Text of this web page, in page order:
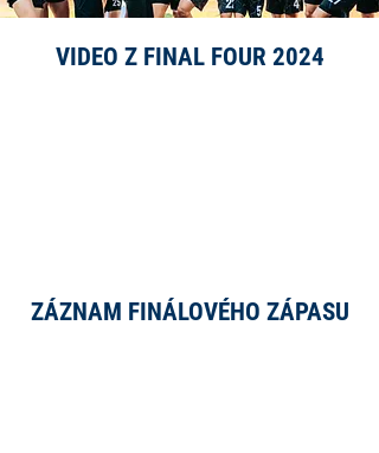
VIDEO Z FINAL FOUR 2024
ZÁZNAM FINÁLOVÉHO ZÁPASU